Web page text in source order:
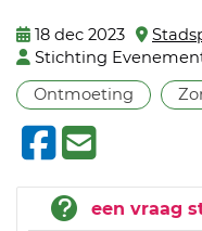
18 dec 2023
Stichting
Ontmoeting
een vraag